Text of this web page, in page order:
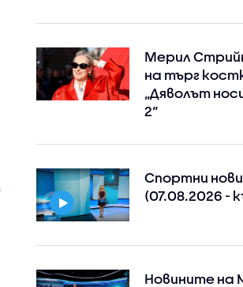
Мерил
на търг
„Дяволът
2“
Спортни
(07.08.2026 -
Новините на